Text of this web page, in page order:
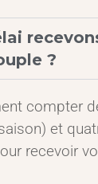
?
compter
et
recevoir